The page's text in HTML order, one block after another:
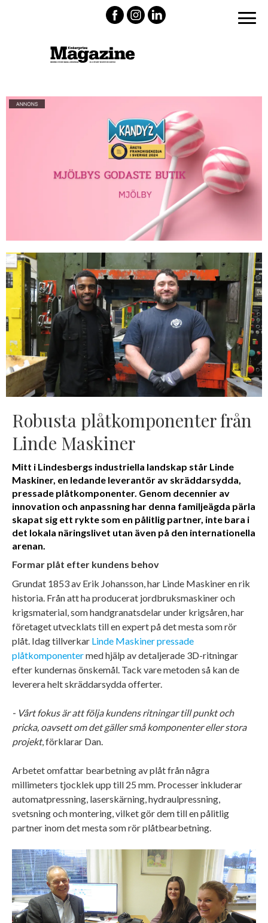
Robusta plåtkomponenter från
Linde Maskiner
Mitt i Lindesbergs industriella landskap står Linde
Maskiner, en ledande leverantör av skräddarsydda,
pressade plåtkomponenter. Genom decennier av
innovation och anpassning har denna familjeägda pärla
skapat sig ett rykte som en pålitlig partner, inte bara i
det lokala näringslivet utan även på den internationella
arenan.
Formar plåt efter kundens behov
Grundat 1853 av Erik Johansson, har Linde Maskiner en rik
historia. Från att ha producerat jordbruksmaskiner och
krigsmaterial, som handgranatsdelar under krigsåren, har
företaget utvecklats till en expert på det mesta som rör
plåt. Idag tillverkar Linde Maskiner pressade
plåtkomponentermed hjälp av detaljerade 3D-ritningar
efter kundernas önskemål. Tack vare metoden så kan de
leverera helt skräddarsydda offerter.
- Vårt fokus är att följa kundens ritningar till punkt och
pricka, oavsett om det gäller små komponenter eller stora
projekt, förklarar Dan.
Arbetet omfattar bearbetning av plåt från några
millimeters tjocklek upp till 25 mm. Processer inkluderar
automatpressning, laserskärning, hydraulpressning,
svetsning och montering, vilket gör dem till en pålitlig
partner inom det mesta som rör plåtbearbetning.